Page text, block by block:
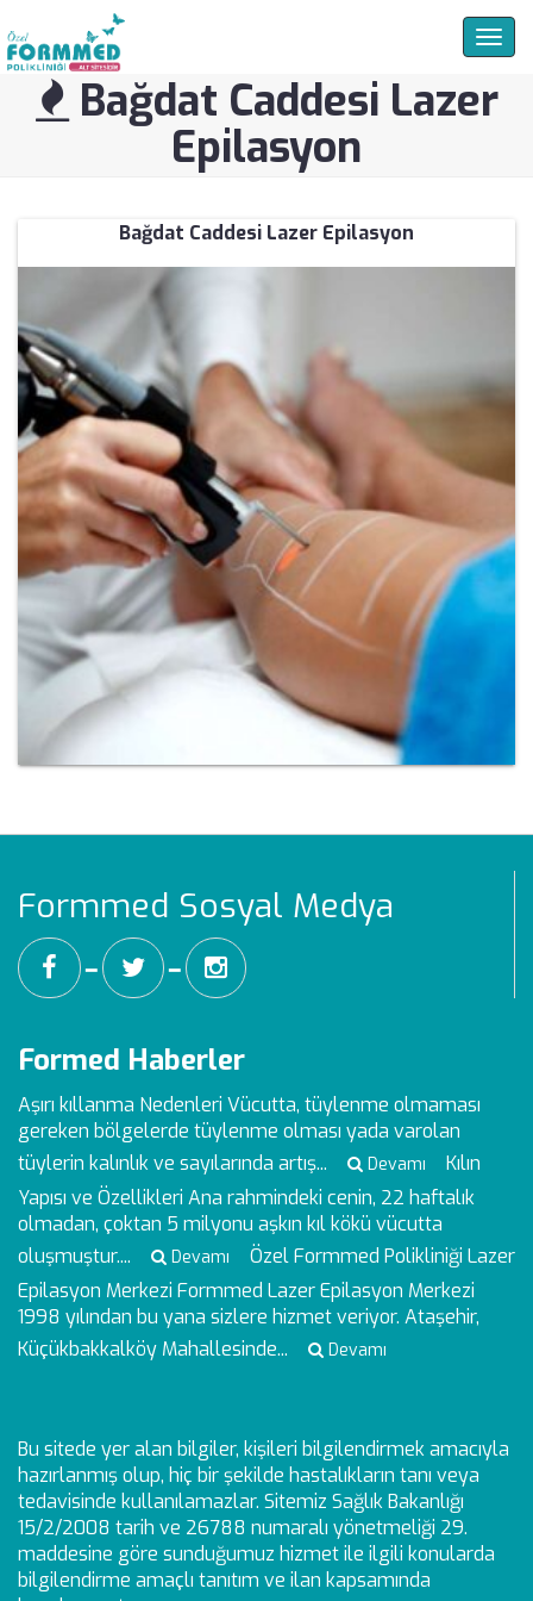
Bağdat Caddesi Lazer
Epilasyon
Bağdat Caddesi Lazer Epilasyon
Formmed Sosyal Medya
━ ━
Formed Haberler
Aşırı kıllanma Nedenleri Vücutta, tüylenme olmaması
gereken bölgelerde tüylenme olması yada varolan
tüylerin kalınlık ve sayılarında artış...
Devamı
Kılın
Yapısı ve Özellikleri Ana rahmindeki cenin, 22 haftalık
olmadan, çoktan 5 milyonu aşkın kıl kökü vücutta
oluşmuştur....
Devamı
Özel Formmed Polikliniği Lazer
Epilasyon Merkezi Formmed Lazer Epilasyon Merkezi
1998 yılından bu yana sizlere hizmet veriyor. Ataşehir,
Küçükbakkalköy Mahallesinde...
Devamı
Bu sitede yer alan bilgiler, kişileri bilgilendirmek amacıyla
hazırlanmış olup, hiç bir şekilde hastalıkların tanı veya
tedavisinde kullanılamazlar. Sitemiz Sağlık Bakanlığı
15/2/2008 tarih ve 26788 numaralı yönetmeliği 29.
maddesine göre sunduğumuz hizmet ile ilgili konularda
bilgilendirme amaçlı tanıtım ve ilan kapsamında